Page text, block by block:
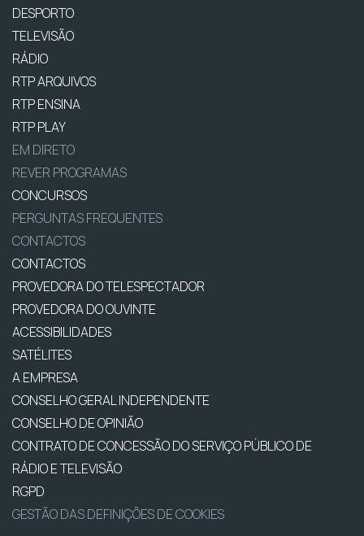
DESPORTO
TELEVISÃO
RÁDIO
RTP ARQUIVOS
RTP ENSINA
RTP PLAY
EM DIRETO
REVER PROGRAMAS
CONCURSOS
PERGUNTAS FREQUENTES
CONTACTOS
CONTACTOS
PROVEDORA DO TELESPECTADOR
PROVEDORA DO OUVINTE
ACESSIBILIDADES
SATÉLITES
A EMPRESA
CONSELHO GERAL INDEPENDENTE
CONSELHO DE OPINIÃO
CONTRATO DE CONCESSÃO DO SERVIÇO PÚBLICO DE
RÁDIO E TELEVISÃO
RGPD
GESTÃO DAS DEFINIÇÕES DE COOKIES